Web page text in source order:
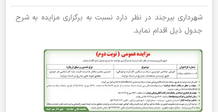
شهرداری بیرجند در نظر دارد نسبت به برگزاری مزایده به شرح
جدول ذیل اقدام نماید.